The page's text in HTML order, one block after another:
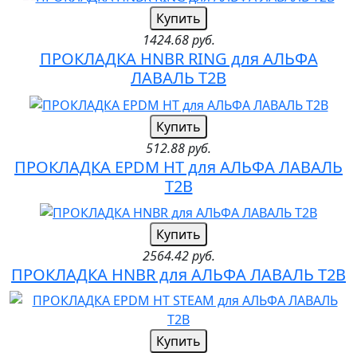
Купить
1424.68 руб.
ПРОКЛАДКА HNBR RING для АЛЬФА
ЛАВАЛЬ T2B
Купить
512.88 руб.
ПРОКЛАДКА EPDM HT для АЛЬФА ЛАВАЛЬ
T2B
Купить
2564.42 руб.
ПРОКЛАДКА HNBR для АЛЬФА ЛАВАЛЬ T2B
Купить